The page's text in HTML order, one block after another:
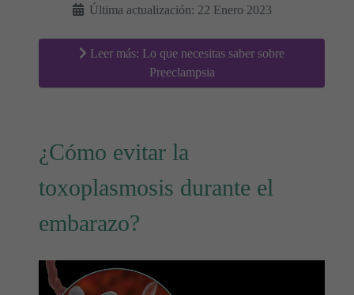
Última actualización: 22 Enero 2023
Leer más: Lo que necesitas saber sobre
Preeclampsia
¿Cómo evitar la
toxoplasmosis durante el
embarazo?